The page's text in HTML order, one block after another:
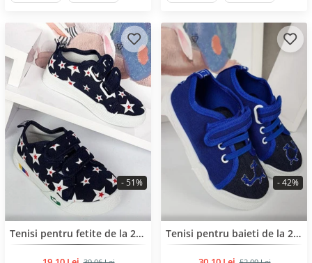
BESTSELLERTenisi pentru fetite de la 26 pana la 31 de numar
- 51%
BESTSELLERTenisi pentru baieti de la 21 pana la 25 de număr
- 42%